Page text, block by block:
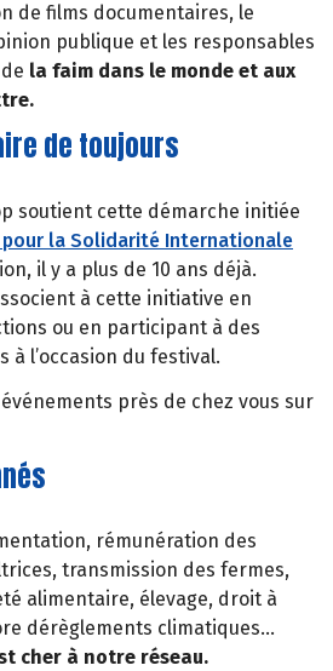
de films documentaires, le
publique et les responsables
la faim dans le monde et aux
de toujours
soutient cette démarche initiée
pour la Solidarité Internationale
il y a plus de 10 ans déjà.
à cette initiative en
ou en participant à des
à l’occasion du festival.
près de chez vous sur
rémunération des
transmission des fermes,
alimentaire, élevage, droit à
dérèglements climatiques…
cher à notre réseau.